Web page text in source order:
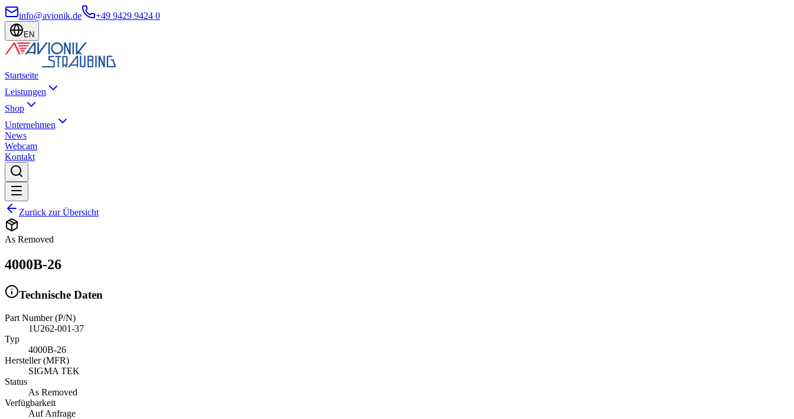
info@avionik.de +49 9429 9424 0
EN
Startseite
Leistungen
Shop
Unternehmen
News
Webcam
Kontakt
Zurück zur Übersicht
As Removed
4000B-26
Technische Daten
Part Number (P/N)
1U262-001-37
Typ
4000B-26
Hersteller (MFR)
SIGMA TEK
Status
As Removed
Verfügbarkeit
Auf Anfrage